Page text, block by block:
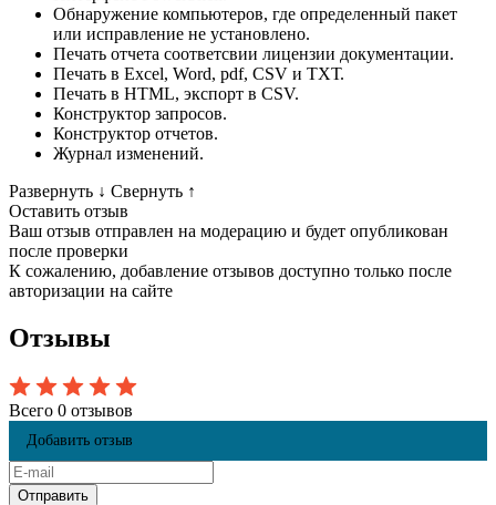
Обнаружение компьютеров, где определенный пакет
или исправление не установлено.
Печать отчета соответсвии лицензии документации.
Печать в Excel, Word, pdf, CSV и ТХТ.
Печать в HTML, экспорт в CSV.
Конструктор запросов.
Конструктор отчетов.
Журнал изменений.
Развернуть ↓ Свернуть ↑
Оставить отзыв
Ваш отзыв отправлен на модерацию и будет опубликован
после проверки
К сожалению, добавление отзывов доступно только после
авторизации на сайте
Отзывы
Всего 0 отзывов
Добавить отзыв